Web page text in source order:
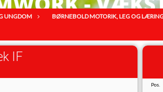
UNGDOM BØRNEBOLD MOTORIK, LEG OG
IF
Pos.